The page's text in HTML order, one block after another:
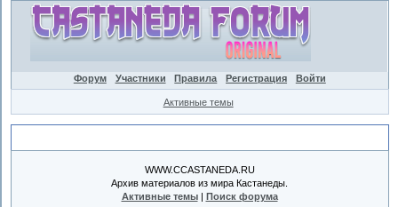
Форум Участники Правила Регистрация Войти
Активные темы
WWW.CCASTANEDA.RU
Архив материалов из мира Кастанеды.
Активные темы| Поиск форума